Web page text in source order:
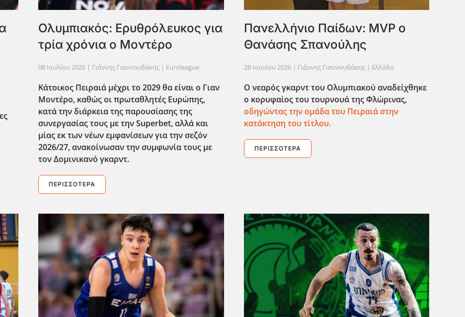
Ολυμπιακός: Ερυθρόλευκος για
τρία χρόνια ο Μοντέρο
08 Ιουλίου 2026 | Γιάννης Γιαννουδάκης | Euroleague
Κάτοικος Πειραιά μέχρι το 2029 θα είναι ο Γιαν
Μοντέρο, καθώς οι πρωταθλητές Ευρώπης,
κατά την διάρκεια της παρουσίασης της
συνεργασίας τους με την Superbet, αλλά και
μίας εκ των νέων εμφανίσεων για την σεζόν
2026/27, ανακοίνωσαν την συμφωνία τους με
τον Δομινικανό γκαρντ.
ΠΕΡΙΣΣΌΤΕΡΑ
Πανελλήνιο Παίδων: MVP ο
Θανάσης Σπανούλης
28 Ιουνίου 2026| Γιάννης Γιαννουδάκης | Ελλάδα
Ο νεαρός γκαρντ του Ολυμπιακού αναδείχθηκε
ο κορυφαίος του τουρνουά της Φλώρινας,
οδηγώντας την ομάδα του Πειραιά στην
κατάκτηση του τίτλου.
ΠΕΡΙΣΣΌΤΕΡΑ